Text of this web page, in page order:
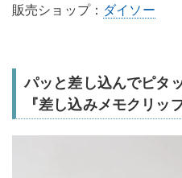
販売ショップ： ダイソー
パッと差し込んでピタ
『差し込みメモクリップ